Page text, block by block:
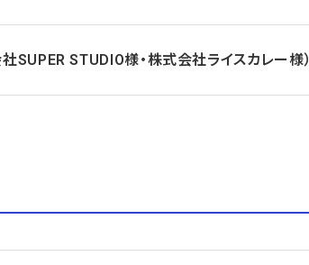
SUPER STUDIO様・株式会社ライスカレー様）